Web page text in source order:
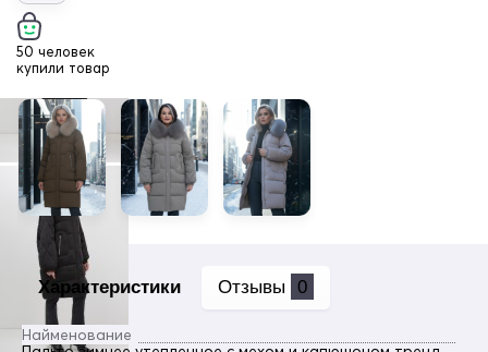
50 человек
купили товар
Характеристики Отзывы 0
Найменование